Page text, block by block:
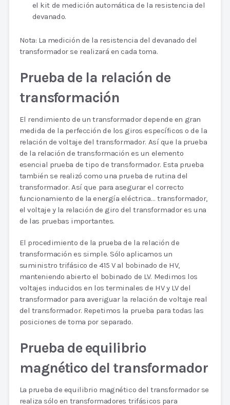
el kit de medición automática de la resistencia del
devanado.
Nota: La medición de la resistencia del devanado del
transformador se realizará en cada toma.
Prueba de la relación de
transformación
El rendimiento de un transformador depende en gran
medida de la perfección de los giros específicos o de la
relación de voltaje del transformador. Así que la prueba
de la relación de transformación es un elemento
esencial prueba de tipo de transformador. Esta prueba
también se realizó como una prueba de rutina del
transformador. Así que para asegurar el correcto
funcionamiento de la energía eléctrica… transformador,
el voltaje y la relación de giro del transformador es una
de las pruebas importantes.
El procedimiento de la prueba de la relación de
transformación es simple. Sólo aplicamos un
suministro trifásico de 415 V al bobinado de HV,
manteniendo abierto el bobinado de LV. Medimos los
voltajes inducidos en los terminales de HV y LV del
transformador para averiguar la relación de voltaje real
del transformador. Repetimos la prueba para todas las
posiciones de toma por separado.
Prueba de equilibrio
magnético del transformador
La prueba de equilibrio magnético del transformador se
realiza sólo en transformadores trifásicos para